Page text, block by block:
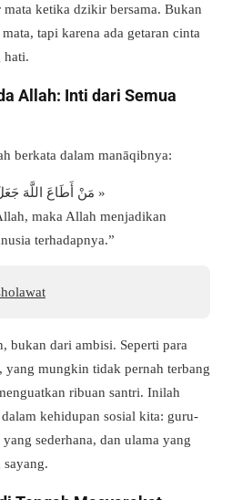
ketika dzikir bersama. Bukan
tapi karena ada getaran cinta
hati.
Allah: Inti dari Semua
berkata dalam manāqibnya:
« مَنْ أَطَاعَ اللَّهَ جَعَلَ اللَّهُ لَهُ مَهَابَةً فِي الْقُلُوبِ »
maka Allah menjadikan
terhadapnya.”
bukan dari ambisi. Seperti para
yang mungkin tidak pernah terbang
ribuan santri. Inilah
kehidupan sosial kita: guru-
sederhana, dan ulama yang